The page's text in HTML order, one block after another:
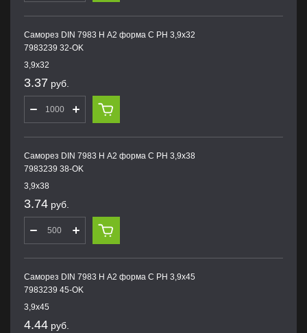
Саморез DIN 7983 H А2 форма С PH 3,9х32
7983239 32-OK
3,9х32
3.37 руб.
Саморез DIN 7983 H А2 форма С PH 3,9х38
7983239 38-OK
3,9х38
3.74 руб.
Саморез DIN 7983 H А2 форма С PH 3,9х45
7983239 45-OK
3,9х45
4.44 руб.